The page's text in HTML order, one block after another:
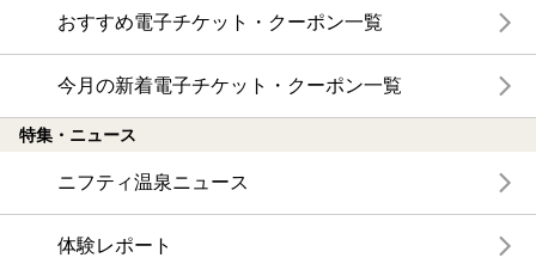
おすすめ電子チケット・クーポン一覧
今月の新着電子チケット・クーポン一覧
特集・ニュース
ニフティ温泉ニュース
体験レポート